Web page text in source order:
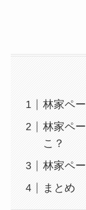
林家ペ
林家ペ
こ？
林家ペ
まとめ